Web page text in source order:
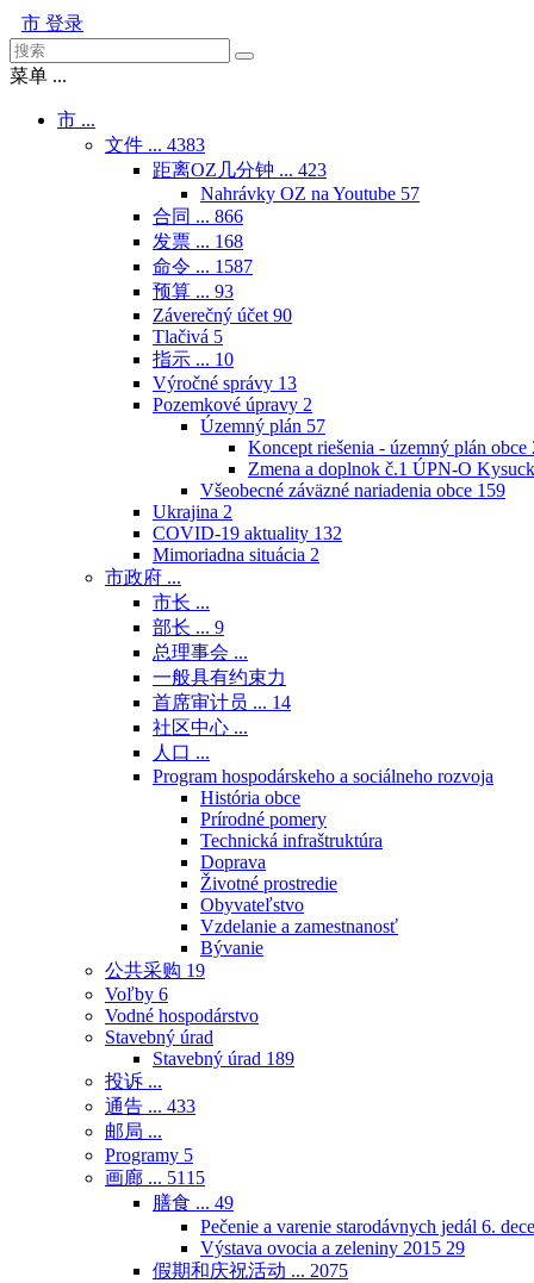
市 登录
菜单 ...
市 ...
文件 ... 4383
距离OZ几分钟 ... 423
Nahrávky OZ na Youtube 57
合同 ... 866
发票 ... 168
命令 ... 1587
预算 ... 93
Záverečný účet 90
Tlačivá 5
指示 ... 10
Výročné správy 13
Pozemkové úpravy 2
Územný plán 57
Koncept riešenia - územný plán obce
Zmena a doplnok č.1 ÚPN-O
Všeobecné záväzné nariadenia obce 159
Ukrajina 2
COVID-19 aktuality 132
Mimoriadna situácia 2
市政府 ...
市长 ...
部长 ... 9
总理事会 ...
一般具有约束力
首席审计员 ... 14
社区中心 ...
人口 ...
Program hospodárskeho a sociálneho rozvoja
História obce
Prírodné pomery
Technická infraštruktúra
Doprava
Životné prostredie
Obyvateľstvo
Vzdelanie a zamestnanosť
Bývanie
公共采购 19
Voľby 6
Vodné hospodárstvo
Stavebný úrad
Stavebný úrad 189
投诉 ...
通告 ... 433
邮局 ...
Programy 5
画廊 ... 5115
膳食 ... 49
Pečenie a varenie starodávnych jedál 6.
Výstava ovocia a zeleniny 2015 29
假期和庆祝活动 ... 2075